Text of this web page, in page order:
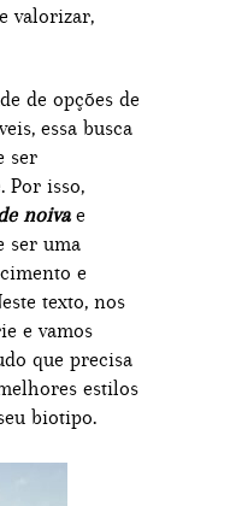
valorizar,
de opções de
essa busca
ser
Por isso,
noivae
ser uma
e
texto, nos
e vamos
que precisa
estilos
biotipo.